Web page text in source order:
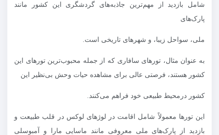
شامل بازدید از مهم‌ترین جاذبه‌های گردشگری این کشور مانند
پارک‌های
ملی، سواحل زیبا، و شهرهای تاریخی است.
به عنوان مثال، تورهای سافاری که از جمله محبوب‌ترین تورهای این
کشور هستند، فرصتی عالی برای مشاهده حیات وحش بی‌نظیر این
کشور درمحیط طبیعی خود فراهم می‌کنند.
این تورها معمولاً شامل اقامت در لوژهای لوکس در قلب طبیعت و
بازدید از پارک‌های ملی معروفی مانند ماسایی مارا و آمبوسلی